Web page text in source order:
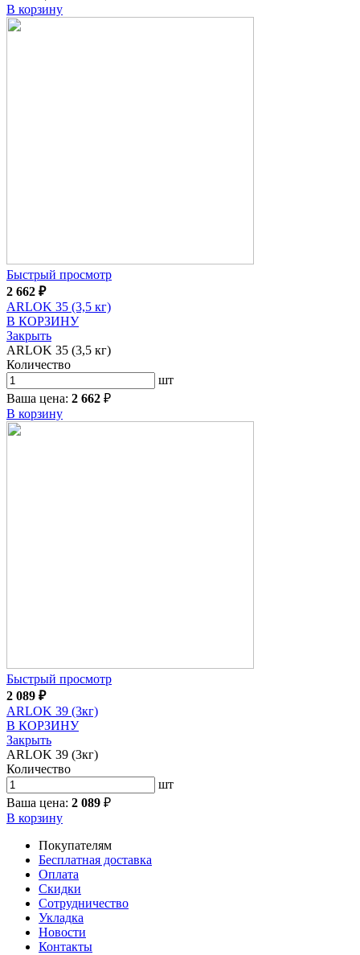
В корзину
Быстрый просмотр
2 662 ₽
ARLOK 35 (3,5 кг)
В КОРЗИНУ
Закрыть
ARLOK 35 (3,5 кг)
Количество
шт
Ваша цена: 2 662 ₽
В корзину
Быстрый просмотр
2 089 ₽
ARLOK 39 (3кг)
В КОРЗИНУ
Закрыть
ARLOK 39 (3кг)
Количество
шт
Ваша цена: 2 089 ₽
В корзину
Покупателям
Бесплатная доставка
Оплата
Скидки
Сотрудничество
Укладка
Новости
Контакты